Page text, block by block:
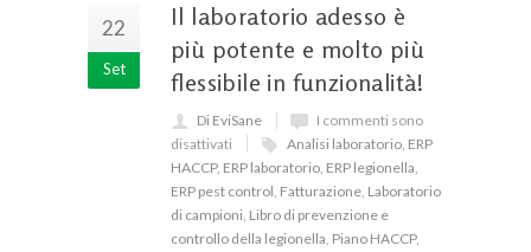
22
Set
Il laboratorio adesso è
più potente e molto più
flessibile in funzionalità!
Di EviSane
I commenti sono
disattivati
Analisi laboratorio, ERP
HACCP, ERP laboratorio, ERP legionella,
ERP pest control, Fatturazione, Laboratorio
di campioni, Libro di prevenzione e
controllo della legionella, Piano HACCP,